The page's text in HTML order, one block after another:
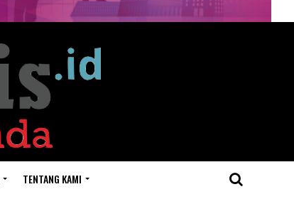
TENTANG KAMI